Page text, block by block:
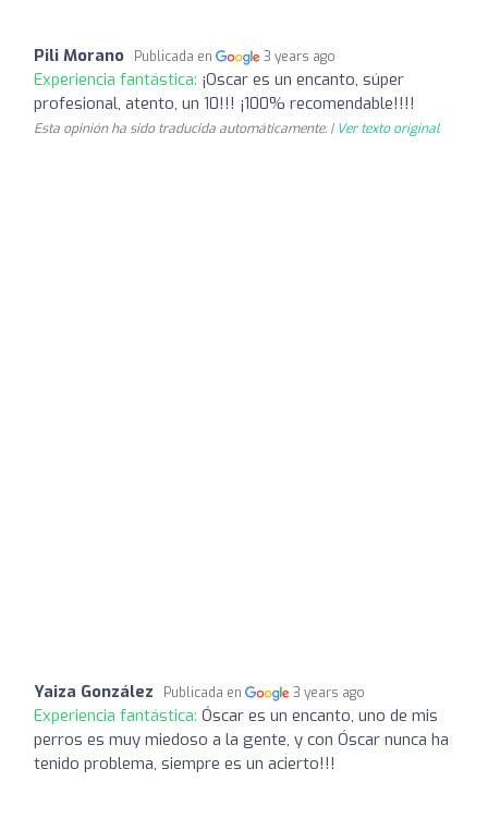
Pili Morano Publicada en 3 years ago
Experiencia fantástica: ¡Oscar es un encanto, súper
profesional, atento, un 10!!! ¡100% recomendable!!!!
Esta opinión ha sido traducida automáticamente. | Ver texto original
Yaiza González Publicada en 3 years ago
Experiencia fantástica: Óscar es un encanto, uno de mis
perros es muy miedoso a la gente, y con Óscar nunca ha
tenido problema, siempre es un acierto!!!